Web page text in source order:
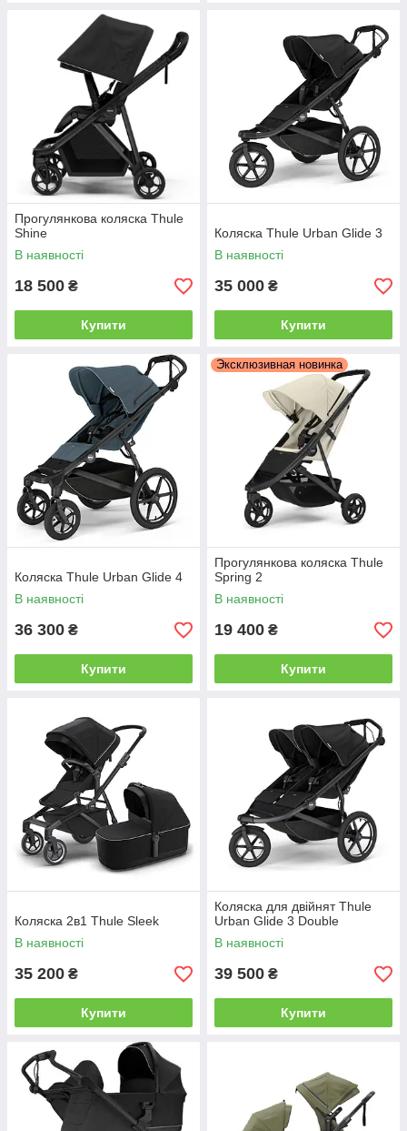
Прогулянкова коляска Thule
Shine
В наявності
18 500 ₴
Купити
Коляска Thule Urban Glide 3
В наявності
35 000 ₴
Купити
Коляска Thule Urban Glide 4
В наявності
36 300 ₴
Купити
Эксклюзивная новинка
Прогулянкова коляска Thule
Spring 2
В наявності
19 400 ₴
Купити
Коляска 2в1 Thule Sleek
В наявності
35 200 ₴
Купити
Коляска для двійнят Thule
Urban Glide 3 Double
В наявності
39 500 ₴
Купити